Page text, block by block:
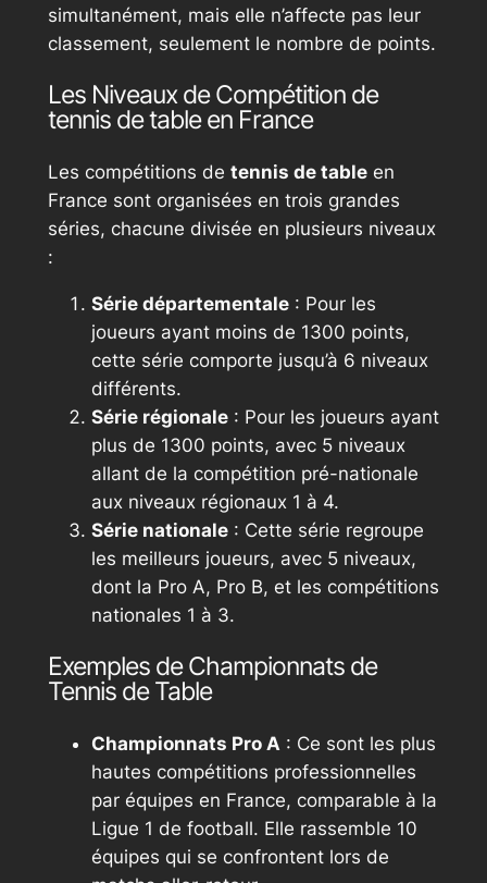
simultanément, mais elle n’affecte pas leur
classement, seulement le nombre de points.
Les Niveaux de Compétition de
tennis de table en France
Les compétitions de tennis de tableen
France sont organisées en trois grandes
séries, chacune divisée en plusieurs niveaux
:
Série départementale: Pour les
joueurs ayant moins de 1300 points,
cette série comporte jusqu’à 6 niveaux
différents.
Série régionale: Pour les joueurs ayant
plus de 1300 points, avec 5 niveaux
allant de la compétition pré-nationale
aux niveaux régionaux 1 à 4.
Série nationale: Cette série regroupe
les meilleurs joueurs, avec 5 niveaux,
dont la Pro A, Pro B, et les compétitions
nationales 1 à 3.
Exemples de Championnats de
Tennis de Table
Championnats Pro A: Ce sont les plus
hautes compétitions professionnelles
par équipes en France, comparable à la
Ligue 1 de football. Elle rassemble 10
équipes qui se confrontent lors de